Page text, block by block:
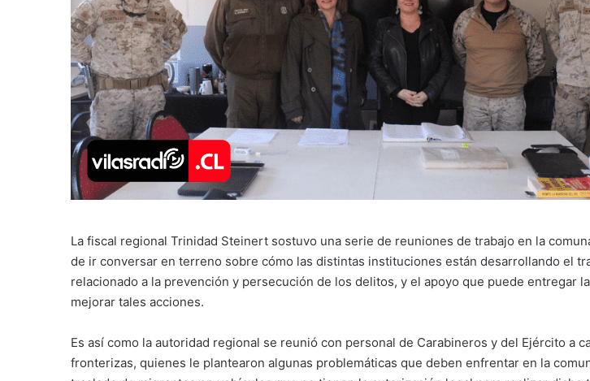
La fiscal regional Trinidad Steinert sostuvo una serie de reuniones de trabajo en la
de ir conversar en terreno sobre cómo las distintas instituciones están desarrollando el
relacionado a la prevención y persecución de los delitos, y el apoyo que puede entregar
mejorar tales acciones.
Es así como la autoridad regional se reunió con personal de Carabineros y del Ejército a
fronterizas, quienes le plantearon algunas problemáticas que deben enfrentar en la